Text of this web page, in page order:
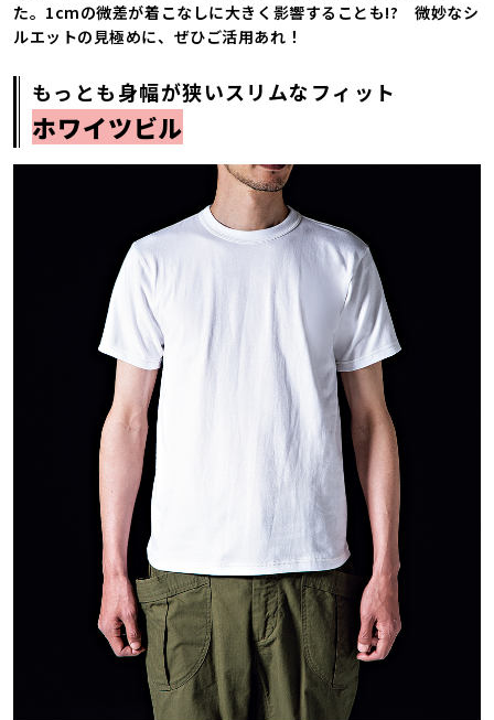
た。1cmの微差が着こなしに大きく影響することも!? 微妙なシ
ルエットの見極めに、ぜひご活用あれ！
もっとも身幅が狭いスリムなフィット
ホワイツビル